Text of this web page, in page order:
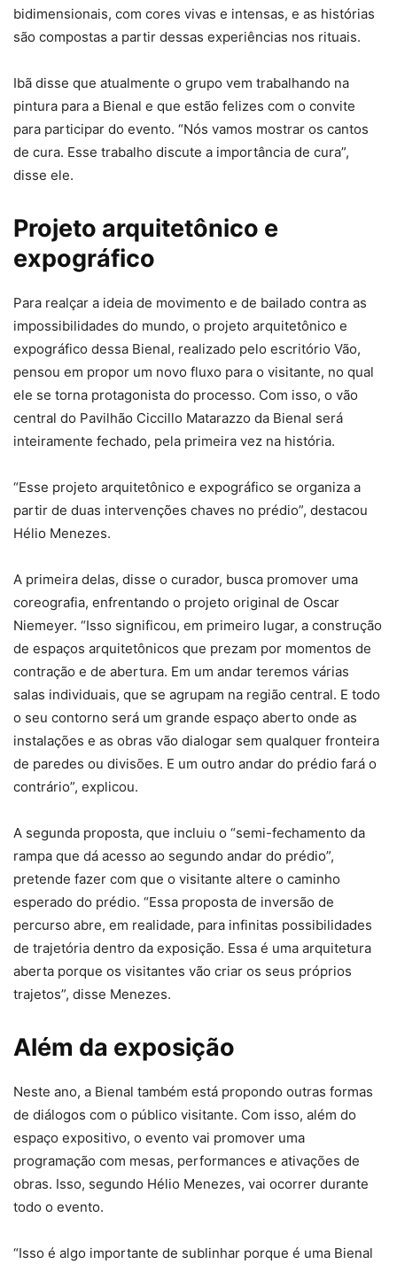
bidimensionais, com cores vivas e intensas, e as histórias
são compostas a partir dessas experiências nos rituais.
Ibã disse que atualmente o grupo vem trabalhando na
pintura para a Bienal e que estão felizes com o convite
para participar do evento. “Nós vamos mostrar os cantos
de cura. Esse trabalho discute a importância de cura”,
disse ele.
Projeto arquitetônico e
expográfico
Para realçar a ideia de movimento e de bailado contra as
impossibilidades do mundo, o projeto arquitetônico e
expográfico dessa Bienal, realizado pelo escritório Vão,
pensou em propor um novo fluxo para o visitante, no qual
ele se torna protagonista do processo. Com isso, o vão
central do Pavilhão Ciccillo Matarazzo da Bienal será
inteiramente fechado, pela primeira vez na história.
“Esse projeto arquitetônico e expográfico se organiza a
partir de duas intervenções chaves no prédio”, destacou
Hélio Menezes.
A primeira delas, disse o curador, busca promover uma
coreografia, enfrentando o projeto original de Oscar
Niemeyer. “Isso significou, em primeiro lugar, a construção
de espaços arquitetônicos que prezam por momentos de
contração e de abertura. Em um andar teremos várias
salas individuais, que se agrupam na região central. E todo
o seu contorno será um grande espaço aberto onde as
instalações e as obras vão dialogar sem qualquer fronteira
de paredes ou divisões. E um outro andar do prédio fará o
contrário”, explicou.
A segunda proposta, que incluiu o “semi-fechamento da
rampa que dá acesso ao segundo andar do prédio”,
pretende fazer com que o visitante altere o caminho
esperado do prédio. “Essa proposta de inversão de
percurso abre, em realidade, para infinitas possibilidades
de trajetória dentro da exposição. Essa é uma arquitetura
aberta porque os visitantes vão criar os seus próprios
trajetos”, disse Menezes.
Além da exposição
Neste ano, a Bienal também está propondo outras formas
de diálogos com o público visitante. Com isso, além do
espaço expositivo, o evento vai promover uma
programação com mesas, performances e ativações de
obras. Isso, segundo Hélio Menezes, vai ocorrer durante
todo o evento.
“Isso é algo importante de sublinhar porque é uma Bienal